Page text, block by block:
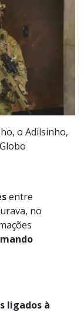
o Adilsinho,
entre
no
ligados à